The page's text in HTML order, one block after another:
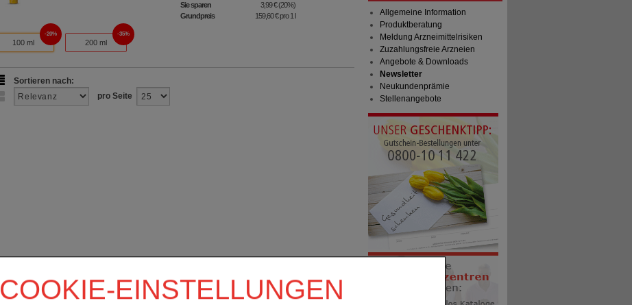
COOKIE-EINSTELLUNGEN
Sie sparen 3,99 €(20%)
Grundpreis
159,60 €pro 1 l
100 ml
20%
200 ml
35%
Sortieren nach:
pro Seite
Allgemeine Information
Produktberatung
Meldung Arzneimittelrisiken
Zuzahlungsfreie Arzneien
Angebote & Downloads
Newsletter
Neukundenprämie
Stellenangebote